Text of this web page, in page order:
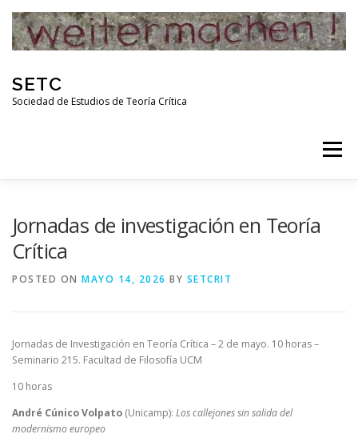
content
SETC
Sociedad de Estudios de Teoría Crítica
Menu
Jornadas de investigación en Teoría
Crítica
POSTED ON MAYO 14, 2026 BY SETCRIT
Jornadas de Investigación en Teoría Crítica – 2 de mayo. 10 horas –
Seminario 215. Facultad de Filosofía UCM
10 horas
André Cúnico Volpato (Unicamp): Los callejones sin salida del
modernismo europeo